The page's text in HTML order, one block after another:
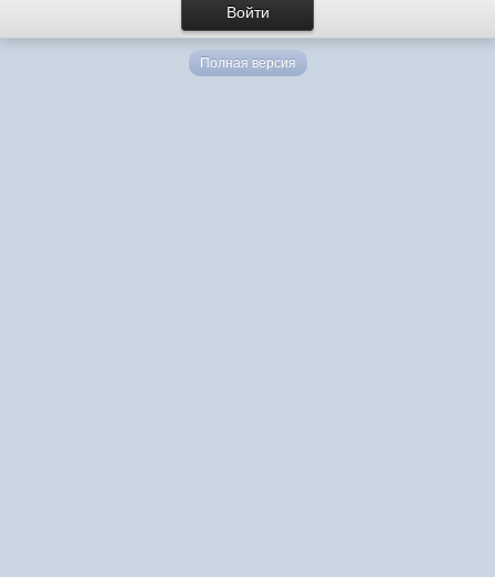
Полная версия